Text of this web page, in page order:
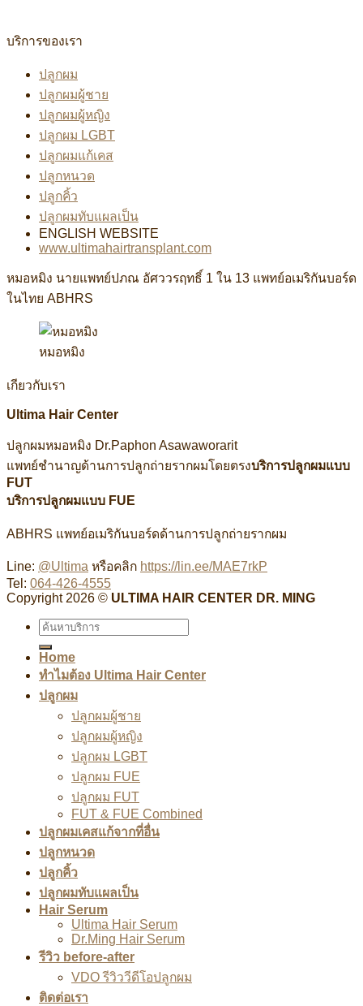
บริการของเรา
ปลูกผม
ปลูกผมผู้ชาย
ปลูกผมผู้หญิง
ปลูกผม LGBT
ปลูกผมแก้เคส
ปลูกหนวด
ปลูกคิ้ว
ปลูกผมทับแผลเป็น
ENGLISH WEBSITE
www.ultimahairtransplant.com
หมอหมิง นายแพทย์ปภณ อัศววรฤทธิ์ 1 ใน 13 แพทย์อเมริกันบอร์ด
ในไทย ABHRS
หมอหมิง
เกียวกับเรา
Ultima Hair Center
ปลูกผมหมอหมิง Dr.Paphon Asawaworarit
แพทย์ชำนาญด้านการปลูกถ่ายรากผมโดยตรงบริการปลูกผมแบบ
FUT
บริการปลูกผมแบบ FUE
ABHRS แพทย์อเมริกันบอร์ดด้านการปลูกถ่ายรากผม
Line: @Ultima หรือคลิก https://lin.ee/MAE7rkP
Tel: 064-426-4555
Copyright 2026 © ULTIMA HAIR CENTER DR. MING
Home
ทำไมต้อง Ultima Hair Center
ปลูกผม
ปลูกผมผู้ชาย
ปลูกผมผู้หญิง
ปลูกผม LGBT
ปลูกผม FUE
ปลูกผม FUT
FUT & FUE Combined
ปลูกผมเคสแก้จากที่อื่น
ปลูกหนวด
ปลูกคิ้ว
ปลูกผมทับแผลเป็น
Hair Serum
Ultima Hair Serum
Dr.Ming Hair Serum
รีวิว before-after
VDO รีวิววีดีโอปลูกผม
ติดต่อเรา